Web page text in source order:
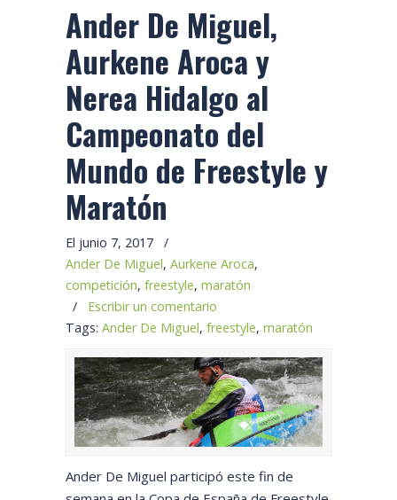
Ander De Miguel,
Aurkene Aroca y
Nerea Hidalgo al
Campeonato del
Mundo de Freestyle y
Maratón
El junio 7, 2017
/
Ander De Miguel, Aurkene Aroca,
competición, freestyle, maratón
/ Escribir un comentario
Tags: Ander De Miguel, freestyle, maratón
Ander De Miguel participó este fin de